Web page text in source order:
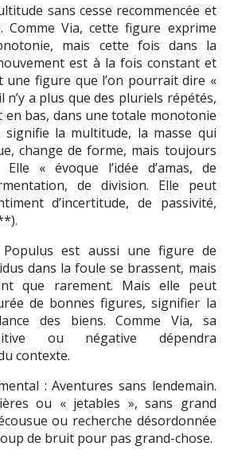
sans cesse recommencée et
Comme Via, cette figure exprime
mais cette fois dans la
est à la fois constant et
une figure que l’on pourrait dire «
n’y a plus que des pluriels répétés,
en bas, dans une totale monotonie
signifie la multitude, la masse qui
change de forme, mais toujours
« évoque l’idée d’amas, de
de division. Elle peut
d’incertitude, de passivité,
Populus est aussi une figure de
dans la foule se brassent, mais
que rarement. Mais elle peut
de bonnes figures, signifier la
des biens. Comme Via, sa
ou négative dépendra
contexte.
: Aventures sans lendemain.
ou « jetables », sans grand
ou recherche désordonnée
de bruit pour pas grand-chose.